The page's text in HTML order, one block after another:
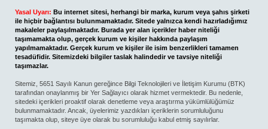
Yasal Uyarı: Bu internet sitesi, herhangi bir marka, kurum veya şahıs şirketi
ile hiçbir bağlantısı bulunmamaktadır. Sitede yalnızca kendi hazırladığımız
makaleler paylaşılmaktadır. Burada yer alan içerikler haber niteliği
taşımamakta olup, gerçek kurum ve kişiler hakkında paylaşım
yapılmamaktadır. Gerçek kurum ve kişiler ile isim benzerlikleri tamamen
tesadüfidir. Sitemizdeki bilgiler taslak halindedir ve tavsiye niteliği
taşımazlar.
Sitemiz, 5651 Sayılı Kanun gereğince Bilgi Teknolojileri ve İletişim Kurumu (BTK)
tarafından onaylanmış bir Yer Sağlayıcı olarak hizmet vermektedir. Bu nedenle,
sitedeki içerikleri proaktif olarak denetleme veya araştırma yükümlülüğümüz
bulunmamaktadır. Ancak, üyelerimiz yazdıkları içeriklerin sorumluluğunu
taşımakta olup, siteye üye olarak bu sorumluluğu kabul etmiş sayılırlar.